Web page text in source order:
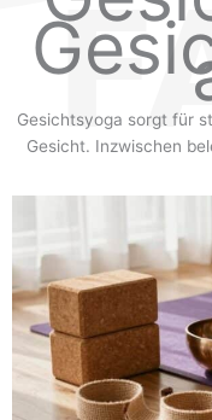
Gesichtsyoga sorgt für
Gesicht. Inzwischen